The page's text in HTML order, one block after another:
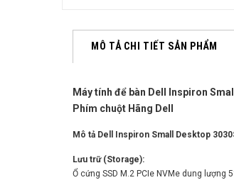
MÔ TẢ CHI TIẾT SẢN PHẨM
Máy tính để bàn Dell Inspiron
Phím chuột Hãng Dell
Mô tả Dell Inspiron Small Desktop
Lưu trữ (Storage):
Ổ cứng SSD M.2 PCIe NVMe dung